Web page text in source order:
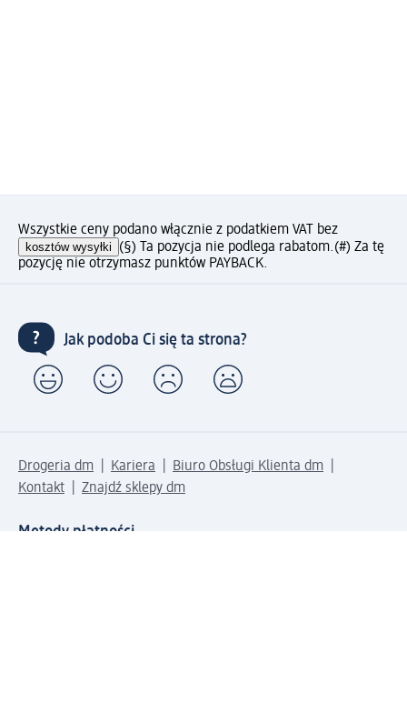
Wszystkie ceny podano włącznie z podatkiem VAT bez
kosztów wysyłki (§) Ta pozycja nie podlega rabatom.(#) Za tę
pozycję nie otrzymasz punktów PAYBACK.
Jak podoba Ci się ta strona?
Drogeria dm Kariera
Biuro Obsługi Klienta dm
Kontakt
Znajdź sklepy dm
Metody płatności